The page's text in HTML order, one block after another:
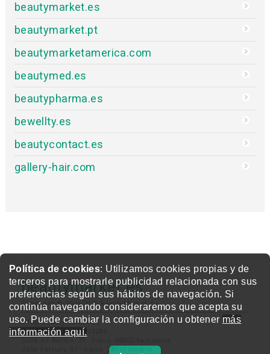
Política de cookies: Utilizamos cookies propias y de
terceros para mostrarle publicidad relacionada con sus
preferencias según sus hábitos de navegación. Si
continúa navegando consideraremos que acepta su
uso. Puede cambiar la configuración u obtener más
información aquí.
beautymarket.es
beautymarket.pt
beautymarketamerica.com
beautymed.es
beautypharma.es
bewellty.es
beautycontact.es
gallery-hair.com
beautymarket.es
Copyright © 2004-2026 BeautyMarket S.L.
info@beautymarket.es
Tel./Wsp.: +34 661913286
Calle Fortuny, 51 - bajos. 28010 Madrid